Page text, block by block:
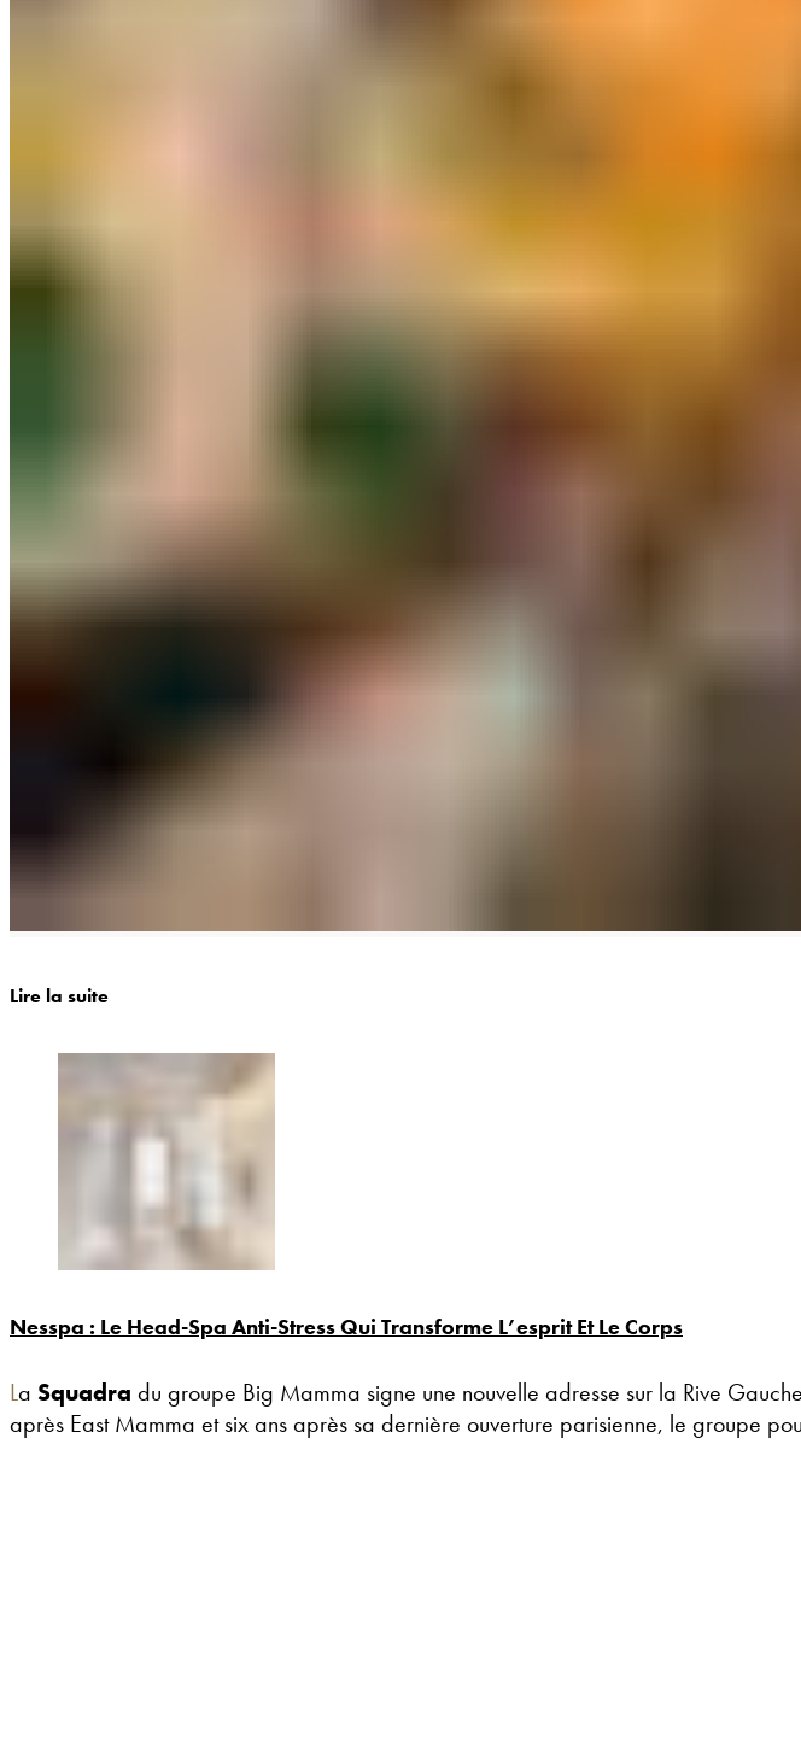
Lire la suite
Nesspa : Le Head-Spa Anti-Stress Qui Transforme L’esprit Et Le Corps
La Squadra du groupe Big Mamma signe une nouvelle adresse sur la Rive
après East Mamma et six ans après sa dernière ouverture parisienne, le groupe